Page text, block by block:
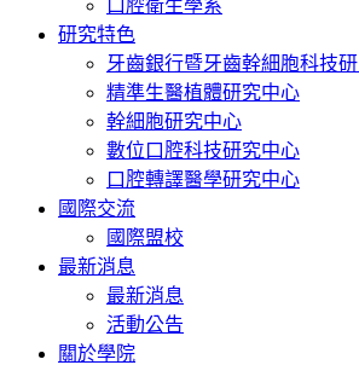
口腔衛生學系
研究特色
牙齒銀行暨牙齒幹細胞科技
精準生醫植體研究中心
幹細胞研究中心
數位口腔科技研究中心
口腔轉譯醫學研究中心
國際交流
國際盟校
最新消息
最新消息
活動公告
關於學院